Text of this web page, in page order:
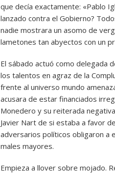
que decía exactamente: «Pablo
lanzado contra el Gobierno?
nadie mostrara un asomo de
lametones tan abyectos con un
El sábado actuó como delegada
los talentos en agraz de la
frente al universo mundo
acusara de estar financiados
Monedero y su reiterada
Javier Nart de si estaba a favor
adversarios políticos obligaron a
males mayores.
Empieza a llover sobre mojado.